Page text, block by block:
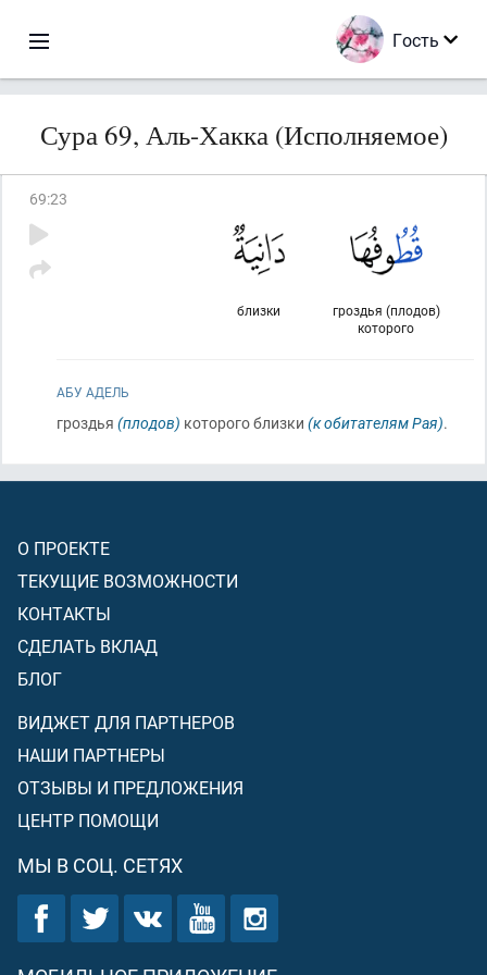
Гость
Сура 69, Аль-Хакка (Исполняемое)
69:23
гроздья (плодов)
которого
близки
АБУ АДЕЛЬ
гроздья (плодов) которого близки (к обитателям Рая).
О ПРОЕКТЕ
ТЕКУЩИЕ ВОЗМОЖНОСТИ
КОНТАКТЫ
СДЕЛАТЬ ВКЛАД
БЛОГ
ВИДЖЕТ ДЛЯ ПАРТНЕРОВ
НАШИ ПАРТНЕРЫ
ОТЗЫВЫ И ПРЕДЛОЖЕНИЯ
ЦЕНТР ПОМОЩИ
МЫ В СОЦ. СЕТЯХ